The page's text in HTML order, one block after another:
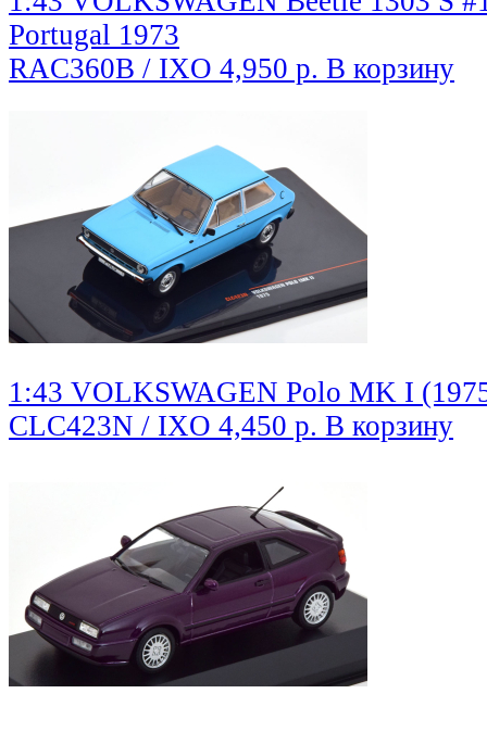
Portugal 1973
RAC360B / IXO 4,950 р. В корзину
1:43 VOLKSWAGEN Polo MK I
CLC423N / IXO 4,450 р. В корзину